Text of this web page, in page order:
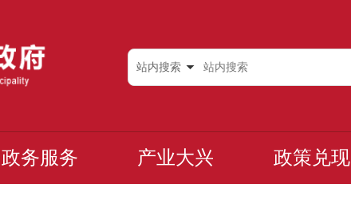
站内搜索
政务服务 产业大兴 政策兑现